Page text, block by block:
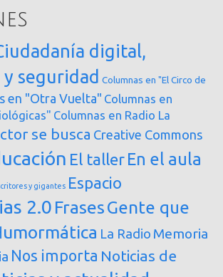
digital,
seguridad Columnas en "El Circo de
en "Otra Vuelta" Columnas en
Columnas en Radio La
se busca Creative Commons
El taller En el aula
y gigantes Espacio
2.0 FrasesGente que
La Radio Memoria
Nos importa Noticias de